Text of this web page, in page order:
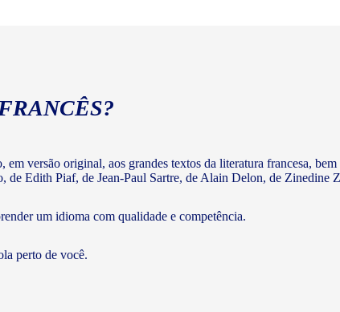
em versão original, aos grandes textos da literatura francesa,
Edith Piaf, de Jean-Paul Sartre, de Alain Delon, de Zinedine
um idioma com qualidade e competência.
perto de você.